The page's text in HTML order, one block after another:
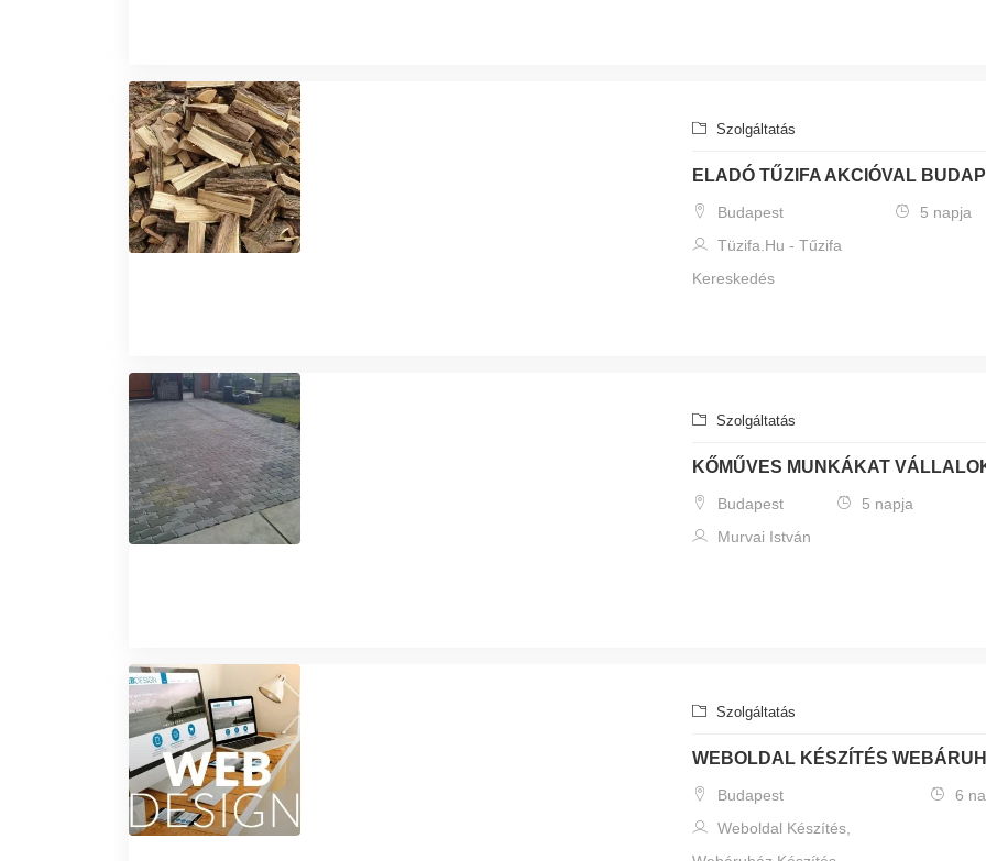
Szolgáltatás
ELADÓ TŰZIFA AKCIÓVAL
Budapest
5 napja
Tüzifa.Hu - Tűzifa
Kereskedés
Szolgáltatás
KŐMŰVES MUNKÁKAT
Budapest
5 napja
Murvai István
Szolgáltatás
WEBOLDAL KÉSZÍTÉS
Budapest
6
Weboldal Készítés,